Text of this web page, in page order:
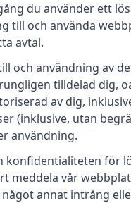
du använder ett
till och använda
avtal.
och användning av
tilldelad dig,
av dig,
(inklusive, utan
användning.
konfidentialiteten för
meddela vår
annat intrång